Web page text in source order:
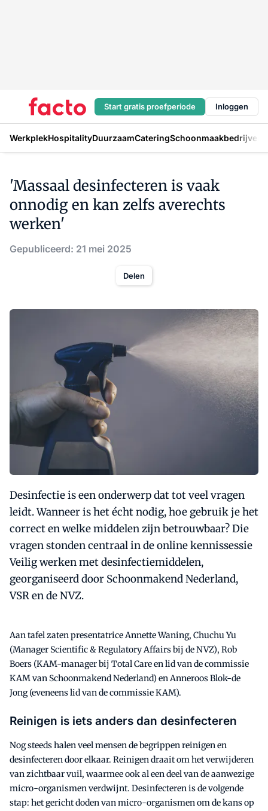
Start gratis proefperiode Inloggen
WerkplekHospitalityDuurzaamCateringSchoonmaakbedrijven
'Massaal desinfecteren is vaak
onnodig en kan zelfs averechts
werken'
Gepubliceerd: 21 mei 2025
Delen
Desinfectie is een onderwerp dat tot veel vragen
leidt. Wanneer is het écht nodig, hoe gebruik je het
correct en welke middelen zijn betrouwbaar? Die
vragen stonden centraal in de online kennissessie
Veilig werken met desinfectiemiddelen,
georganiseerd door Schoonmakend Nederland,
VSR en de NVZ.
Aan tafel zaten presentatrice Annette Waning, Chuchu Yu
(Manager Scientific & Regulatory Affairs bij de NVZ), Rob
Boers (KAM-manager bij Total Care en lid van de commissie
KAM van Schoonmakend Nederland) en Anneroos Blok-de
Jong (eveneens lid van de commissie KAM).
Reinigen is iets anders dan desinfecteren
Nog steeds halen veel mensen de begrippen reinigen en
desinfecteren door elkaar. Reinigen draait om het verwijderen
van zichtbaar vuil, waarmee ook al een deel van de aanwezige
micro-organismen verdwijnt. Desinfecteren is de volgende
stap: het gericht doden van micro-organismen om de kans op